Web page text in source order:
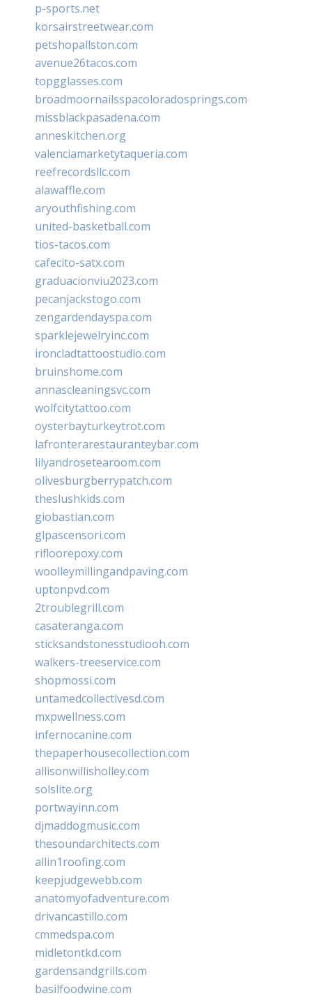
p-sports.net
korsairstreetwear.com
petshopallston.com
avenue26tacos.com
topgglasses.com
broadmoornailsspacoloradosprings.com
missblackpasadena.com
anneskitchen.org
valenciamarketytaqueria.com
reefrecordsllc.com
alawaffle.com
aryouthfishing.com
united-basketball.com
tios-tacos.com
cafecito-satx.com
graduacionviu2023.com
pecanjackstogo.com
zengardendayspa.com
sparklejewelryinc.com
ironcladtattoostudio.com
bruinshome.com
annascleaningsvc.com
wolfcitytattoo.com
oysterbayturkeytrot.com
lafronterarestauranteybar.com
lilyandrosetearoom.com
olivesburgberrypatch.com
theslushkids.com
giobastian.com
glpascensori.com
rifloorepoxy.com
woolleymillingandpaving.com
uptonpvd.com
2troublegrill.com
casateranga.com
sticksandstonesstudiooh.com
walkers-treeservice.com
shopmossi.com
untamedcollectivesd.com
mxpwellness.com
infernocanine.com
thepaperhousecollection.com
allisonwillisholley.com
solslite.org
portwayinn.com
djmaddogmusic.com
thesoundarchitects.com
allin1roofing.com
keepjudgewebb.com
anatomyofadventure.com
drivancastillo.com
cmmedspa.com
midletontkd.com
gardensandgrills.com
basilfoodwine.com